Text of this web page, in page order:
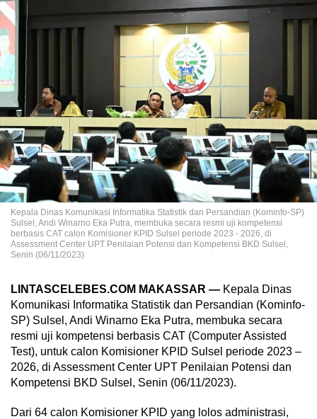
Kepala Dinas Komunikasi Informatika Statistik dan Persandian (Kominfo-SP)
Sulsel, Andi Winarno Eka Putra, membuka secara resmi uji kompetensi
berbasis CAT calon Komisioner KPID Sulsel periode 2023 - 2026, di
Assessment Center UPT Penilaian Potensi dan Kompetensi BKD Sulsel,
Senin (06/11/2023)
LINTASCELEBES.COM MAKASSAR — Kepala Dinas
Komunikasi Informatika Statistik dan Persandian (Kominfo-
SP) Sulsel, Andi Winarno Eka Putra, membuka secara
resmi uji kompetensi berbasis CAT (Computer Assisted
Test), untuk calon Komisioner KPID Sulsel periode 2023 –
2026, di Assessment Center UPT Penilaian Potensi dan
Kompetensi BKD Sulsel, Senin (06/11/2023).
Dari 64 calon Komisioner KPID yang lolos administrasi,